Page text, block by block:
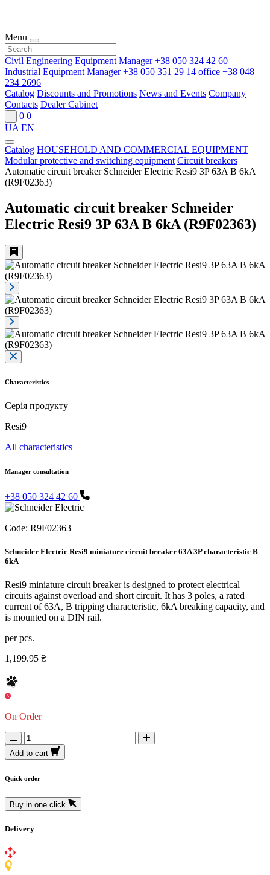
Menu
Civil Engineering Equipment Manager+38 050 324 42 60
Industrial Equipment Manager+38 050 351 29 14 office +38 048
234 2696
Catalog Discounts and Promotions News and Events Company
Contacts Dealer Cabinet
0 0
UA EN
Catalog HOUSEHOLD AND COMMERCIAL EQUIPMENT
Modular protective and switching equipment Circuit breakers
Automatic circuit breaker Schneider Electric Resi9 3P 63A B 6kA
(R9F02363)
Automatic circuit breaker Schneider
Electric Resi9 3P 63A B 6kA (R9F02363)
Characteristics
Серія продукту
Resi9
All characteristics
Manager consultation
+38 050 324 42 60
Code: R9F02363
Schneider Electric Resi9 miniature circuit breaker 63A 3P characteristic B
6kA
Resi9 miniature circuit breaker is designed to protect electrical
circuits against overload and short circuit. It has 3 poles, a rated
current of 63A, B tripping characteristic, 6kA breaking capacity, and
is mounted on a DIN rail.
per pcs.
1,199.95 ₴
On Order
Add to cart
Quick order
Buy in one click
Delivery